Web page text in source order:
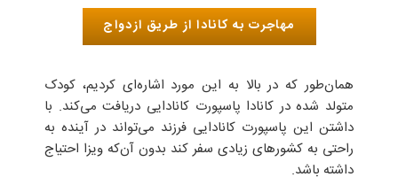
مهاجرت به کانادا از طریق ازدواج
همان‌طور که در بالا به این مورد اشاره‌ای کردیم، کودک
متولد شده در کانادا پاسپورت کانادایی دریافت می‌کند. با
داشتن این پاسپورت کانادایی فرزند می‌تواند در آینده به
راحتی به کشور‌های زیادی سفر کند بدون آن‌که ویزا احتیاج
داشته باشد.